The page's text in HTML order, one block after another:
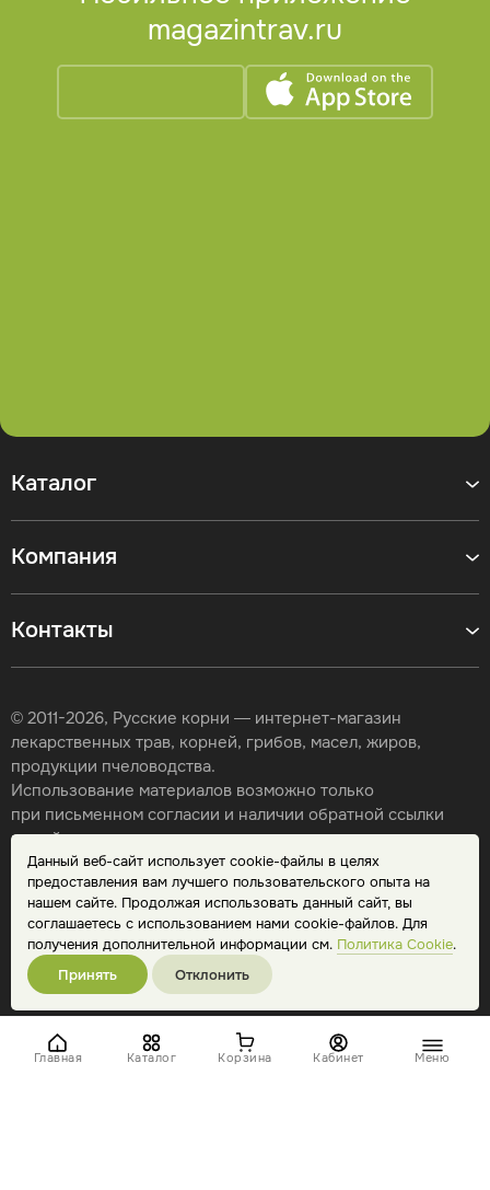
Данный веб-сайт использует cookie-файлы в целях
предоставления вам лучшего пользовательского опыта на
нашем сайте. Продолжая использовать данный сайт, вы
соглашаетесь с использованием нами cookie-файлов. Для
получения дополнительной информации см. Политика Cookie.
Принять
Отклонить
Главная Каталог Корзина Кабинет Меню
magazintrav.ru
Контакты
Каталог
Компания
© 2011-2026, Русские корни — интернет-магазин
лекарственных трав, корней, грибов, масел, жиров,
продукции пчеловодства.
Использование материалов возможно только
при письменном согласии и наличии обратной ссылки
на сайт.
Карта сайта
Политика конфиденциальности
Публичная оферта
Обработка персональных данных